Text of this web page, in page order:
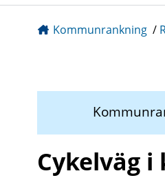
Kommunrankning /
Cykelväg